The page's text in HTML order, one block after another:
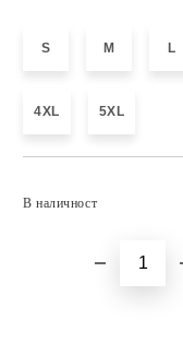
S M L
4XL 5XL
В наличност